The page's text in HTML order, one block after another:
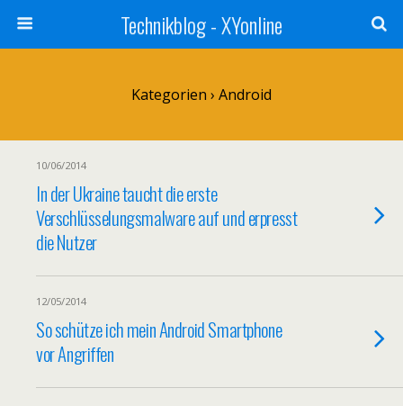
Technikblog - XYonline
Kategorien › Android
10/06/2014
In der Ukraine taucht die erste
Verschlüsselungsmalware auf und erpresst
die Nutzer
12/05/2014
So schütze ich mein Android Smartphone
vor Angriffen